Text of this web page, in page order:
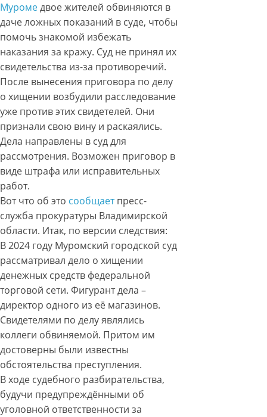
Муромедвое жителей обвиняются в
даче ложных показаний в суде, чтобы
помочь знакомой избежать
наказания за кражу. Суд не принял их
свидетельства из-за противоречий.
После вынесения приговора по делу
о хищении возбудили расследование
уже против этих свидетелей. Они
признали свою вину и раскаялись.
Дела направлены в суд для
рассмотрения. Возможен приговор в
виде штрафа или исправительных
работ.
Вот что об это сообщаетпресс-
служба прокуратуры Владимирской
области. Итак, по версии следствия:
В 2024 году Муромский городской суд
рассматривал дело о хищении
денежных средств федеральной
торговой сети. Фигурант дела –
директор одного из её магазинов.
Свидетелями по делу являлись
коллеги обвиняемой. Притом им
достоверны были известны
обстоятельства преступления.
В ходе судебного разбирательства,
будучи предупреждёнными об
уголовной ответственности за